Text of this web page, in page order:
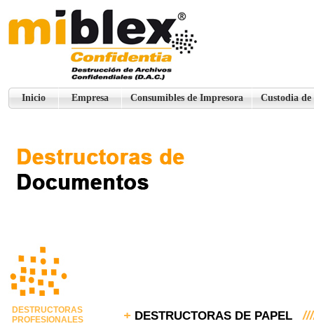
Inicio Empresa Consumibles de Impresora Custodia de
DESTRUCTORAS
PROFESIONALES
+ DESTRUCTORAS DE PAPEL